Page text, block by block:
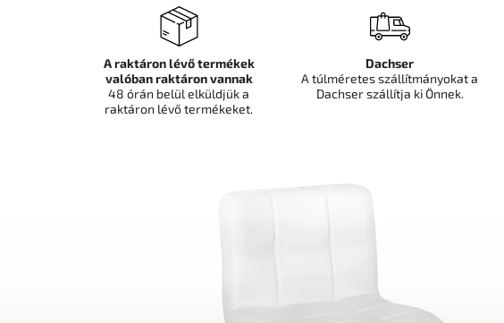
A raktáron lévő termékek
valóban raktáron vannak
48 órán belül elküldjük a
raktáron lévő termékeket.
Dachser
A túlméretes szállítmányokat a
Dachser szállítja ki Önnek.